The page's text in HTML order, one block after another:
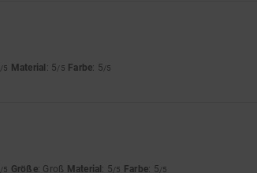
/5 Material : 5/5 Farbe: 5/5
/5 Größe: Groß Material: 5/5 Farbe: 5/5